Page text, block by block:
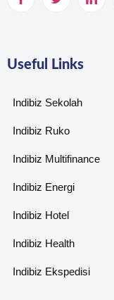
Useful Links
Indibiz Sekolah
Indibiz Ruko
Indibiz Multifinance
Indibiz Energi
Indibiz Hotel
Indibiz Health
Indibiz Ekspedisi